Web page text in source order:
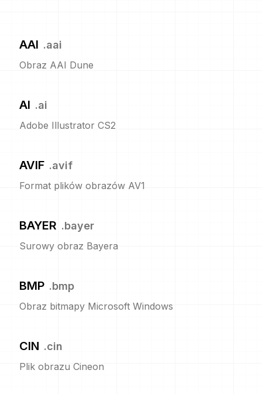
AAI .aai
Obraz AAI Dune
AI .ai
Adobe Illustrator CS2
AVIF .avif
Format plików obrazów AV1
BAYER .bayer
Surowy obraz Bayera
BMP .bmp
Obraz bitmapy Microsoft Windows
CIN .cin
Plik obrazu Cineon